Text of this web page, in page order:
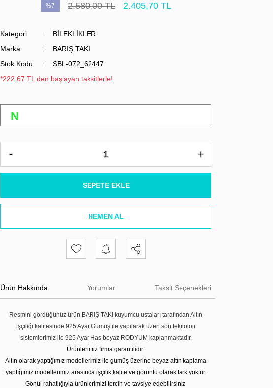
%7 2.580,00 TL 2.405,70 TL
Kategori
BİLEKLİKLER
Marka
BARIŞ TAKI
Stok Kodu
SBL-072_62447
*222,67 TL den başlayan taksitlerle!
SEPETE EKLE
HEMEN AL
Ürün Hakkında Yorumlar Taksit Seçenekleri
Resmini gördüğünüz ürün BARIŞ TAKI kuyumcu ustaları tarafından Altın
işçiliği kalitesinde 925 Ayar Gümüş ile yapılarak üzeri son teknoloji
sistemlerimiz ile 925 Ayar Has beyaz RODYUM kaplanmaktadır.
Ürünlerimiz firma garantilidir.
Altın olarak yaptığımız modellerimiz ile gümüş üzerine beyaz altın kaplama
yaptığımız modellerimiz arasında işçilik,kalite ve görüntü olarak fark yoktur.
Gönül rahatlığıyla ürünlerimizi tercih ve tavsiye edebilirsiniz